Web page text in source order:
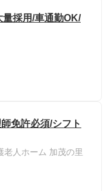
採用/車通勤OK/
免許必須/シフト
老人ホーム 加茂の里